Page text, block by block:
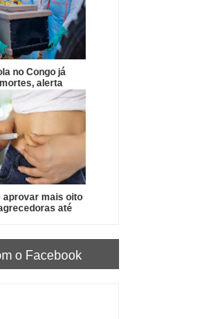
no Congo já
alerta
aprovar mais oito
até
o Facebook